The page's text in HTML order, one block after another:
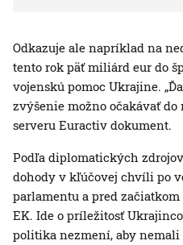
Odkazuje ale napríklad na
tento rok päť miliárd eur do
vojenskú pomoc Ukrajine.
zvýšenie možno očakávať do
serveru Euractiv dokument.
Podľa diplomatických
dohody v kľúčovej chvíli po
parlamentu a pred
EK. Ide o príležitosť
politika nezmení, aby